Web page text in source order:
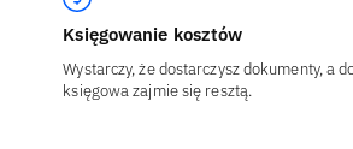
Księgowanie kosztów
Wystarczy, że dostarczysz dokumenty, a
księgowa zajmie się resztą.